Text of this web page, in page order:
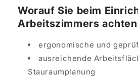
Worauf Sie beim
Arbeitszimmers
ergonomische und
ausreichende
Stauraumplanung